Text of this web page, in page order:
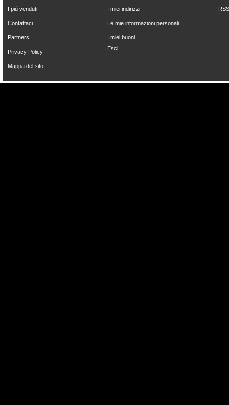
I più venduti
Contattaci
Partners
Privacy Policy
Mappa del sito
I miei indirizzi
Le mie informazioni personali
I miei buoni
Esci
RSS